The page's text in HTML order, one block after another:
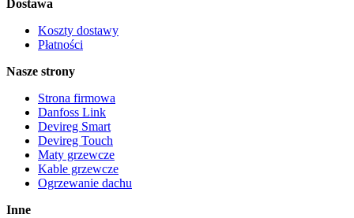
Dostawa
Koszty dostawy
Płatności
Nasze strony
Strona firmowa
Danfoss Link
Devireg Smart
Devireg Touch
Maty grzewcze
Kable grzewcze
Ogrzewanie dachu
Inne